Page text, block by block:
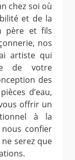
chez soi où
et de la
père et fils
nos
artiste qui
de votre
des
d’eau,
offrir un
à la
nous confier
serez que